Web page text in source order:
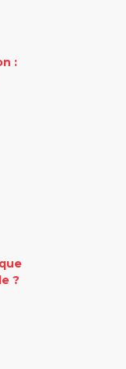
:
?